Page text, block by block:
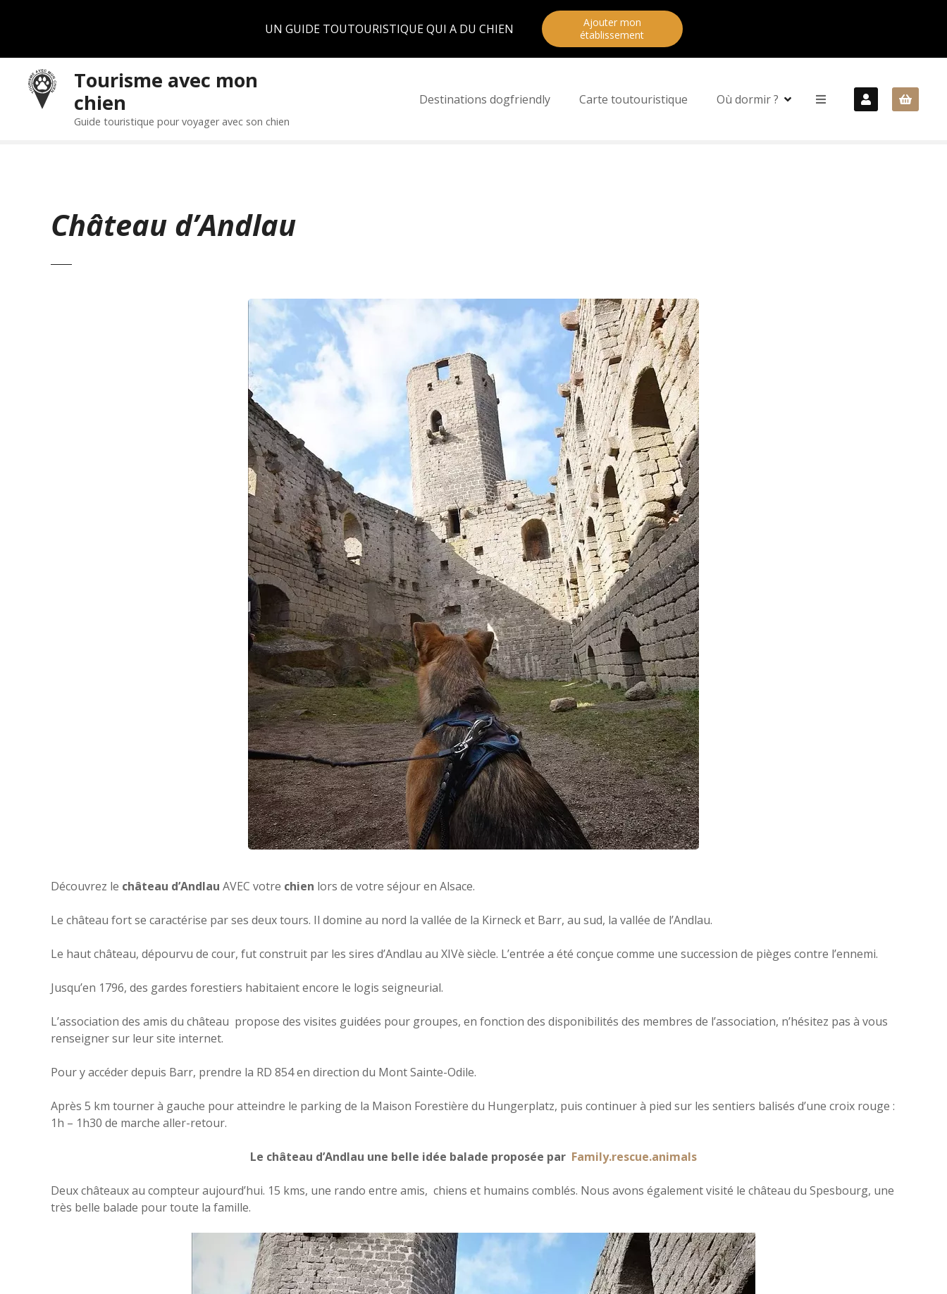
UN GUIDE TOUTOURISTIQUE QUI A DU CHIEN
Ajouter mon
établissement
Tourisme avec mon
chien
Guide touristique pour voyager avec son chien
Destinations dogfriendly Carte toutouristique Où dormir ?
Château d’Andlau
Découvrez le château d’Andlau AVEC votre chien lors de votre séjour en Alsace.
Le château fort se caractérise par ses deux tours. Il domine au nord la vallée de la Kirneck et Barr, au sud, la vallée de l’Andlau.
Le haut château, dépourvu de cour, fut construit par les sires d’Andlau au XIVè siècle. L’entrée a été conçue comme une succession de pièges contre l’ennemi.
Jusqu’en 1796, des gardes forestiers habitaient encore le logis seigneurial.
L’association des amis du château propose des visites guidées pour groupes, en fonction des disponibilités des membres de l’association, n’hésitez pas à vous
renseigner sur leur site internet.
Pour y accéder depuis Barr, prendre la RD 854 en direction du Mont Sainte-Odile.
Après 5 km tourner à gauche pour atteindre le parking de la Maison Forestière du Hungerplatz, puis continuer à pied sur les sentiers balisés d’une croix rouge :
1h – 1h30 de marche aller-retour.
Le château d’Andlau une belle idée balade proposée par Family.rescue.animals
Deux châteaux au compteur aujourd’hui. 15 kms, une rando entre amis, chiens et humains comblés. Nous avons également visité le château du Spesbourg, une
très belle balade pour toute la famille.